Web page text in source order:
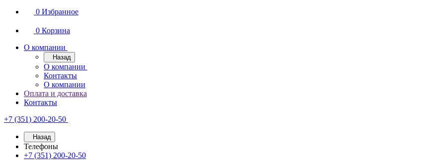
0 Избранное
0 Корзина
О компании
Назад
О компании
Контакты
О компании
Оплата и доставка
Контакты
+7 (351) 200-20-50
Назад
Телефоны
+7 (351) 200-20-50